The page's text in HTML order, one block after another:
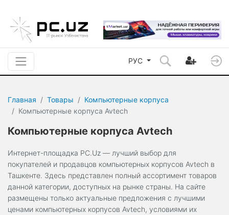
РУС
Главная Товары
Компьютерные корпуса
Компьютерные корпуса Avtech
Компьютерные корпуса Avtech
Интернет-площадка PC.Uz — лучший выбор для
покупателей и продавцов компьютерных корпусов Avtech в
Ташкенте. Здесь представлен полный ассортимент товаров
данной категории, доступных на рынке страны. На сайте
размещены только актуальные предложения с лучшими
ценами компьютерных корпусов Avtech, условиями их